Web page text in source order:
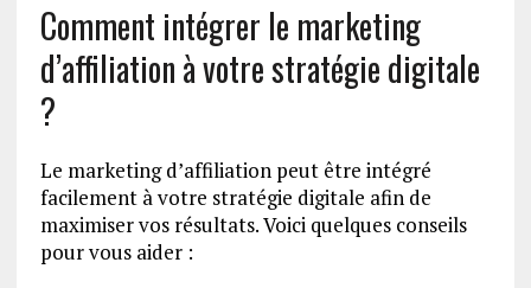
Comment intégrer le marketing
d’affiliation à votre stratégie digitale
?
Le marketing d’affiliation peut être intégré
facilement à votre stratégie digitale afin de
maximiser vos résultats. Voici quelques conseils
pour vous aider :